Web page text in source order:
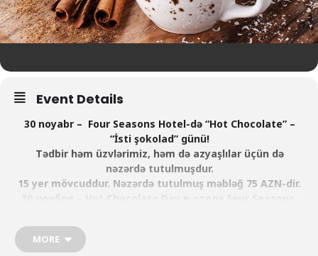
Event Details
30 noyabr – Four Seasons Hotel-də “Hot Chocolate” –
“İsti şokolad” günü!
Tədbir həm üzvlərimiz, həm də azyaşlılar üçün də
nəzərdə tutulmuşdur.
15 yer mövcuddur. Nəzərdə tutulmuş məbləğ 75 AZN-dir.
30 ноября – Hot Chocolate Day в отеле Four Seasons.
Цена мероприятия для одного взрослого + ребёнок 75
MORE